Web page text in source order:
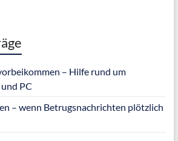
– Hilfe rund um
PC
– wenn Betrugsnachrichten plötzlich